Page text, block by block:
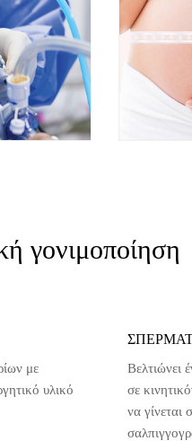
γονιμοποίηση
με
υλικό
Βελτιώνει
σε
να γίνεται